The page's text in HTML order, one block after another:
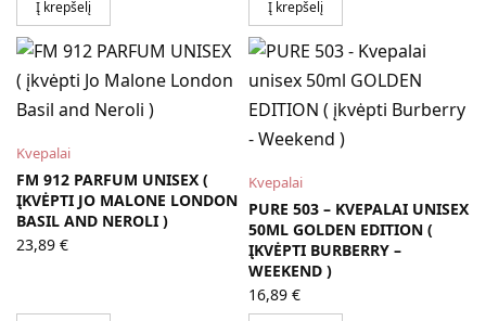
Į krepšelį Į krepšelį
Kvepalai
FM 912 PARFUM UNISEX (
ĮKVĖPTI JO MALONE LONDON
BASIL AND NEROLI )
23,89 €
Kvepalai
PURE 503 – KVEPALAI UNISEX
50ML GOLDEN EDITION (
ĮKVĖPTI BURBERRY –
WEEKEND )
16,89 €